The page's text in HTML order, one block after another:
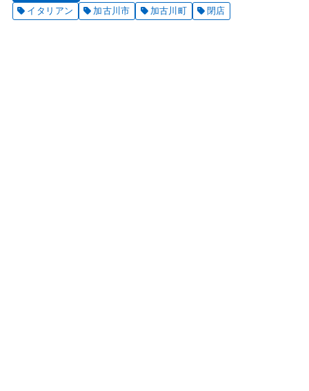
イタリアン
加古川市 加古川町 閉店